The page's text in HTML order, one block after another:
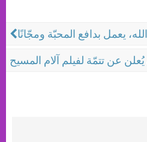
يعمل بدافع المحبّة ومجّانًا
عن تتمّة لفيلم آلام المسيح